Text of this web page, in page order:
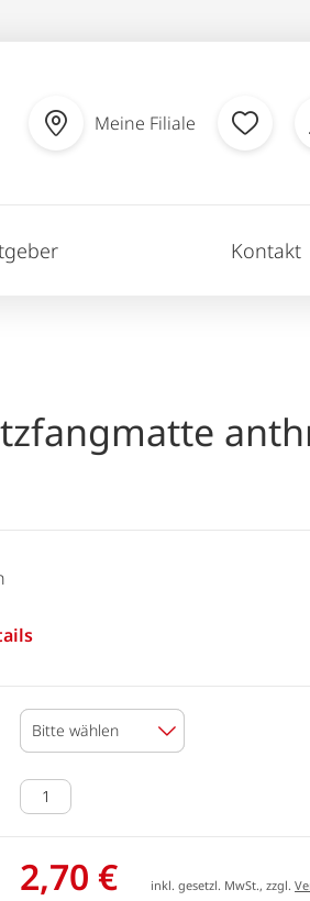
Meine Filiale
Kontakt
Bitte wählen
2,70 € inkl. gesetzl. MwSt., zzgl.